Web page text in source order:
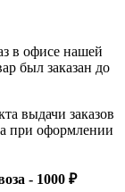
в офисе нашей
был заказан до
выдачи заказов
при оформлении
- 1000 ₽